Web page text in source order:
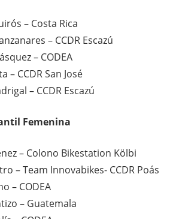
– Costa Rica
– CCDR Escazú
– CODEA
– CCDR San José
– CCDR Escazú
Femenina
– Colono Bikestation Kölbi
– Team Innovabikes- CCDR Poás
– CODEA
– Guatemala